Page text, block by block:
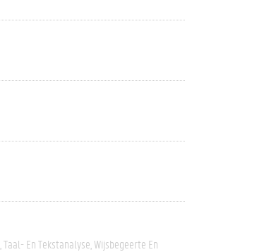
Taal- En Tekstanalyse Wijsbegeerte En